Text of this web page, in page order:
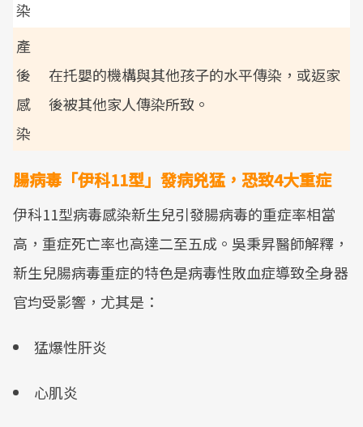
染
產
後
感
染
在托嬰的機構與其他孩子的水平傳染，或返家
後被其他家人傳染所致。
腸病毒「伊科11型」發病兇猛，恐致4大重症
伊科11型病毒感染新生兒引發腸病毒的重症率相當
高，重症死亡率也高達二至五成。吳秉昇醫師解釋，
新生兒腸病毒重症的特色是病毒性敗血症導致全身器
官均受影響，尤其是：
猛爆性肝炎
心肌炎